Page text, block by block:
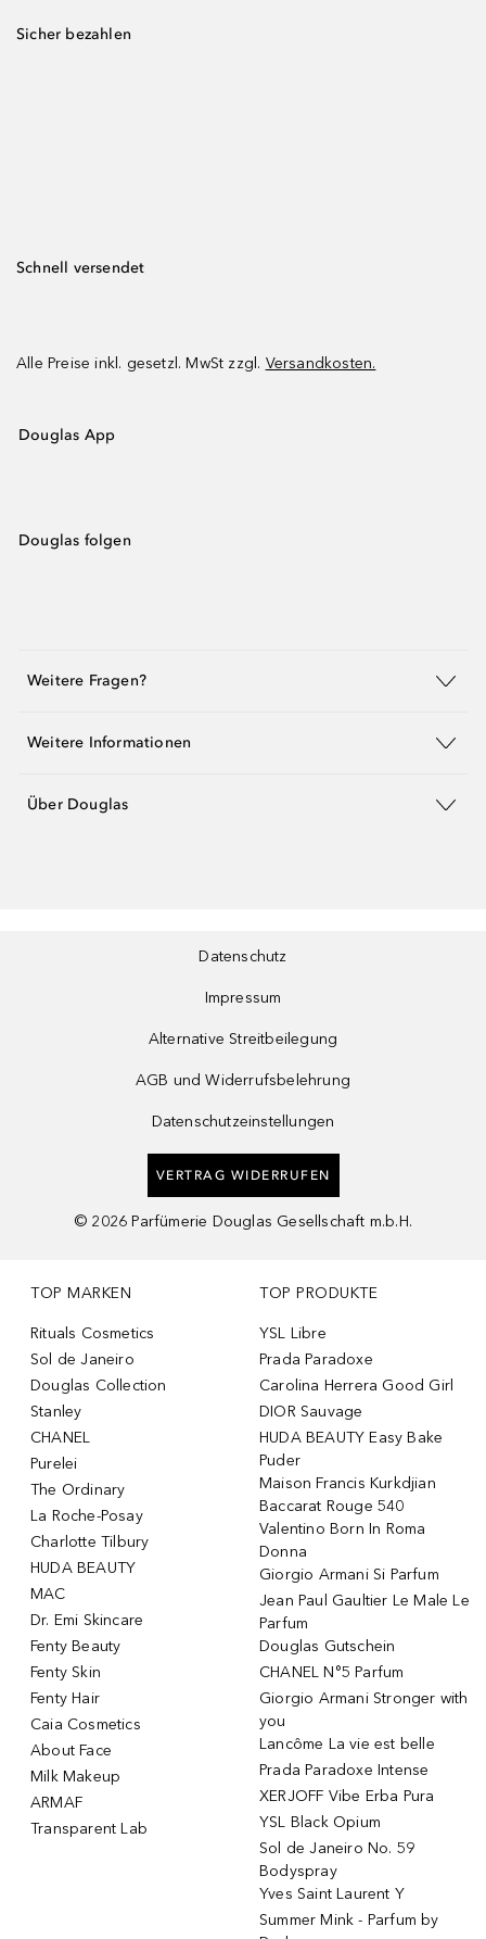
Sicher bezahlen
Schnell versendet
Alle Preise inkl. gesetzl. MwSt zzgl. Versandkosten.
Douglas App
Douglas folgen
Weitere Fragen?
Weitere Informationen
Über Douglas
Datenschutz
Impressum
Alternative Streitbeilegung
AGB und Widerrufsbelehrung
Datenschutzeinstellungen
VERTRAG WIDERRUFEN
© 2026 Parfümerie Douglas Gesellschaft m.b.H.
TOP MARKEN
Rituals Cosmetics
Sol de Janeiro
Douglas Collection
Stanley
CHANEL
Purelei
The Ordinary
La Roche-Posay
Charlotte Tilbury
HUDA BEAUTY
MAC
Dr. Emi Skincare
Fenty Beauty
Fenty Skin
Fenty Hair
Caia Cosmetics
About Face
Milk Makeup
ARMAF
Transparent Lab
TOP PRODUKTE
YSL Libre
Prada Paradoxe
Carolina Herrera Good Girl
DIOR Sauvage
HUDA BEAUTY Easy Bake
Puder
Maison Francis Kurkdjian
Baccarat Rouge 540
Valentino Born In Roma
Donna
Giorgio Armani Si Parfum
Jean Paul Gaultier Le Male Le
Parfum
Douglas Gutschein
CHANEL N°5 Parfum
Giorgio Armani Stronger with
you
Lancôme La vie est belle
Prada Paradoxe Intense
XERJOFF Vibe Erba Pura
YSL Black Opium
Sol de Janeiro No. 59
Bodyspray
Yves Saint Laurent Y
Summer Mink - Parfum by